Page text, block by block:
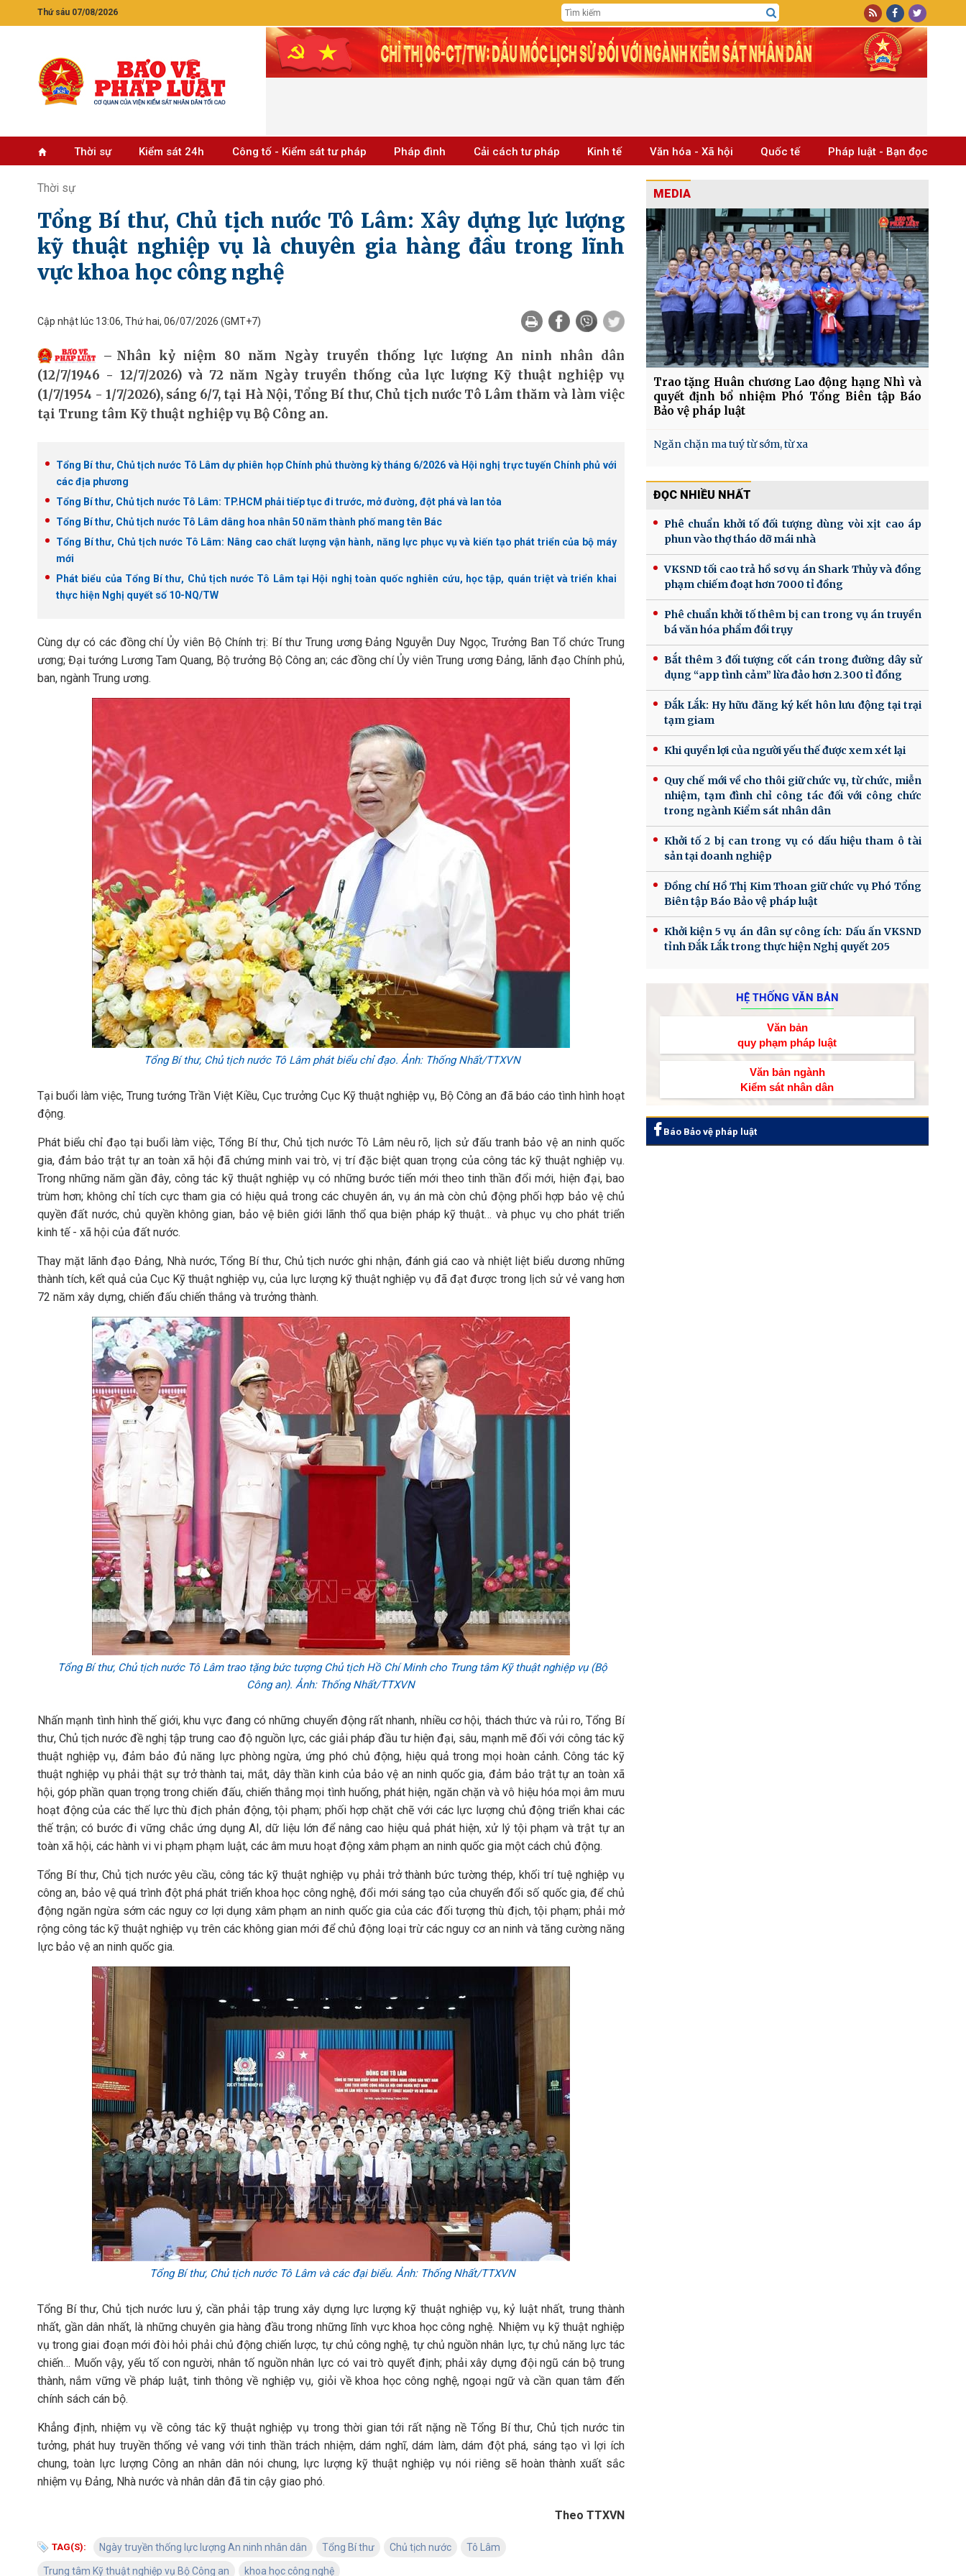
Thứ sáu 07/08/2026
Thời sự Kiểm sát 24h Công tố - Kiểm sát tư pháp Pháp đình Cải cách tư pháp Kinh tế Văn hóa - Xã hội Quốc tế Pháp luật - Bạn đọc
Thời sự
Tổng Bí thư, Chủ tịch nước Tô Lâm: Xây dựng lực lượng
kỹ thuật nghiệp vụ là chuyên gia hàng đầu trong lĩnh
vực khoa học công nghệ
Cập nhật lúc 13:06, Thứ hai, 06/07/2026 (GMT+7)
Nhân kỷ niệm 80 năm Ngày truyền thống lực lượng An ninh nhân dân
(12/7/1946 - 12/7/2026) và 72 năm Ngày truyền thống của lực lượng Kỹ thuật nghiệp vụ
(1/7/1954 - 1/7/2026), sáng 6/7, tại Hà Nội, Tổng Bí thư, Chủ tịch nước Tô Lâm thăm và làm việc
tại Trung tâm Kỹ thuật nghiệp vụ Bộ Công an.
Tổng Bí thư, Chủ tịch nước Tô Lâm dự phiên họp Chính phủ thường kỳ tháng 6/2026 và Hội nghị trực tuyến Chính phủ với
các địa phương
Tổng Bí thư, Chủ tịch nước Tô Lâm: TP.HCM phải tiếp tục đi trước, mở đường, đột phá và lan tỏa
Tổng Bí thư, Chủ tịch nước Tô Lâm dâng hoa nhân 50 năm thành phố mang tên Bác
Tổng Bí thư, Chủ tịch nước Tô Lâm: Nâng cao chất lượng vận hành, năng lực phục vụ và kiến tạo phát triển của bộ máy
mới
Phát biểu của Tổng Bí thư, Chủ tịch nước Tô Lâm tại Hội nghị toàn quốc nghiên cứu, học tập, quán triệt và triển khai
thực hiện Nghị quyết số 10-NQ/TW
Cùng dự có các đồng chí Ủy viên Bộ Chính trị: Bí thư Trung ương Đảng Nguyễn Duy Ngọc, Trưởng Ban Tổ chức Trung
ương; Đại tướng Lương Tam Quang, Bộ trưởng Bộ Công an; các đồng chí Ủy viên Trung ương Đảng, lãnh đạo Chính phủ,
ban, ngành Trung ương.
Tổng Bí thư, Chủ tịch nước Tô Lâm phát biểu chỉ đạo. Ảnh: Thống Nhất/TTXVN
Tại buổi làm việc, Trung tướng Trần Việt Kiều, Cục trưởng Cục Kỹ thuật nghiệp vụ, Bộ Công an đã báo cáo tình hình hoạt
động.
Phát biểu chỉ đạo tại buổi làm việc, Tổng Bí thư, Chủ tịch nước Tô Lâm nêu rõ, lịch sử đấu tranh bảo vệ an ninh quốc
gia, đảm bảo trật tự an toàn xã hội đã chứng minh vai trò, vị trí đặc biệt quan trọng của công tác kỹ thuật nghiệp vụ.
Trong những năm gần đây, công tác kỹ thuật nghiệp vụ có những bước tiến mới theo tinh thần đổi mới, hiện đại, bao
trùm hơn; không chỉ tích cực tham gia có hiệu quả trong các chuyên án, vụ án mà còn chủ động phối hợp bảo vệ chủ
quyền đất nước, chủ quyền không gian, bảo vệ biên giới lãnh thổ qua biện pháp kỹ thuật… và phục vụ cho phát triển
kinh tế - xã hội của đất nước.
Thay mặt lãnh đạo Đảng, Nhà nước, Tổng Bí thư, Chủ tịch nước ghi nhận, đánh giá cao và nhiệt liệt biểu dương những
thành tích, kết quả của Cục Kỹ thuật nghiệp vụ, của lực lượng kỹ thuật nghiệp vụ đã đạt được trong lịch sử vẻ vang hơn
72 năm xây dựng, chiến đấu chiến thắng và trưởng thành.
Tổng Bí thư, Chủ tịch nước Tô Lâm trao tặng bức tượng Chủ tịch Hồ Chí Minh cho Trung tâm Kỹ thuật nghiệp vụ (Bộ
Công an). Ảnh: Thống Nhất/TTXVN
Nhấn mạnh tình hình thế giới, khu vực đang có những chuyển động rất nhanh, nhiều cơ hội, thách thức và rủi ro, Tổng Bí
thư, Chủ tịch nước đề nghị tập trung cao độ nguồn lực, các giải pháp đầu tư hiện đại, sâu, mạnh mẽ đối với công tác kỹ
thuật nghiệp vụ, đảm bảo đủ năng lực phòng ngừa, ứng phó chủ động, hiệu quả trong mọi hoàn cảnh. Công tác kỹ
thuật nghiệp vụ phải thật sự trở thành tai, mắt, dây thần kinh của bảo vệ an ninh quốc gia, đảm bảo trật tự an toàn xã
hội, góp phần quan trọng trong chiến đấu, chiến thắng mọi tình huống, phát hiện, ngăn chặn và vô hiệu hóa mọi âm mưu
hoạt động của các thế lực thù địch phản động, tội phạm; phối hợp chặt chẽ với các lực lượng chủ động triển khai các
thế trận; có bước đi vững chắc ứng dụng AI, dữ liệu lớn để nâng cao hiệu quả phát hiện, xử lý tội phạm và trật tự an
toàn xã hội, các hành vi vi phạm phạm luật, các âm mưu hoạt động xâm phạm an ninh quốc gia một cách chủ động.
Tổng Bí thư, Chủ tịch nước yêu cầu, công tác kỹ thuật nghiệp vụ phải trở thành bức tường thép, khối trí tuệ nghiệp vụ
công an, bảo vệ quá trình đột phá phát triển khoa học công nghệ, đổi mới sáng tạo của chuyển đổi số quốc gia, để chủ
động ngăn ngừa sớm các nguy cơ lợi dụng xâm phạm an ninh quốc gia của các đối tượng thù địch, tội phạm; phải mở
rộng công tác kỹ thuật nghiệp vụ trên các không gian mới để chủ động loại trừ các nguy cơ an ninh và tăng cường năng
lực bảo vệ an ninh quốc gia.
Tổng Bí thư, Chủ tịch nước Tô Lâm và các đại biểu. Ảnh: Thống Nhất/TTXVN
Tổng Bí thư, Chủ tịch nước lưu ý, cần phải tập trung xây dựng lực lượng kỹ thuật nghiệp vụ, kỷ luật nhất, trung thành
nhất, gần dân nhất, là những chuyên gia hàng đầu trong những lĩnh vực khoa học công nghệ. Nhiệm vụ kỹ thuật nghiệp
vụ trong giai đoạn mới đòi hỏi phải chủ động chiến lược, tự chủ công nghệ, tự chủ nguồn nhân lực, tự chủ năng lực tác
chiến… Muốn vậy, yếu tố con người, nhân tố nguồn nhân lực có vai trò quyết định; phải xây dựng đội ngũ cán bộ trung
thành, nắm vững về pháp luật, tinh thông về nghiệp vụ, giỏi về khoa học công nghệ, ngoại ngữ và cần quan tâm đến
chính sách cán bộ.
Khẳng định, nhiệm vụ về công tác kỹ thuật nghiệp vụ trong thời gian tới rất nặng nề Tổng Bí thư, Chủ tịch nước tin
tưởng, phát huy truyền thống vẻ vang với tinh thần trách nhiệm, dám nghĩ, dám làm, dám đột phá, sáng tạo vì lợi ích
chung, toàn lực lượng Công an nhân dân nói chung, lực lượng kỹ thuật nghiệp vụ nói riêng sẽ hoàn thành xuất sắc
nhiệm vụ Đảng, Nhà nước và nhân dân đã tin cậy giao phó.
Theo TTXVN
TAG(S): Ngày truyền thống lực lượng An ninh nhân dân Tổng Bí thư Chủ tịch nước Tô Lâm
Trung tâm Kỹ thuật nghiệp vụ Bộ Công an khoa học công nghệ
MEDIA
Trao tặng Huân chương Lao động hạng Nhì và
quyết định bổ nhiệm Phó Tổng Biên tập Báo
Bảo vệ pháp luật
Ngăn chặn ma tuý từ sớm, từ xa
ĐỌC NHIỀU NHẤT
Phê chuẩn khởi tố đối tượng dùng vòi xịt cao áp
phun vào thợ tháo dỡ mái nhà
VKSND tối cao trả hồ sơ vụ án Shark Thủy và đồng
phạm chiếm đoạt hơn 7000 tỉ đồng
Phê chuẩn khởi tố thêm bị can trong vụ án truyền
bá văn hóa phẩm đồi trụy
Bắt thêm 3 đối tượng cốt cán trong đường dây sử
dụng “app tình cảm” lừa đảo hơn 2.300 tỉ đồng
Đắk Lắk: Hy hữu đăng ký kết hôn lưu động tại trại
tạm giam
Khi quyền lợi của người yếu thế được xem xét lại
Quy chế mới về cho thôi giữ chức vụ, từ chức, miễn
nhiệm, tạm đình chỉ công tác đối với công chức
trong ngành Kiểm sát nhân dân
Khởi tố 2 bị can trong vụ có dấu hiệu tham ô tài
sản tại doanh nghiệp
Đồng chí Hồ Thị Kim Thoan giữ chức vụ Phó Tổng
Biên tập Báo Bảo vệ pháp luật
Khởi kiện 5 vụ án dân sự công ích: Dấu ấn VKSND
tỉnh Đắk Lắk trong thực hiện Nghị quyết 205
HỆ THỐNG VĂN BẢN
Văn bản
quy phạm pháp luật
Văn bản ngành
Kiểm sát nhân dân
Báo Bảo vệ pháp luật